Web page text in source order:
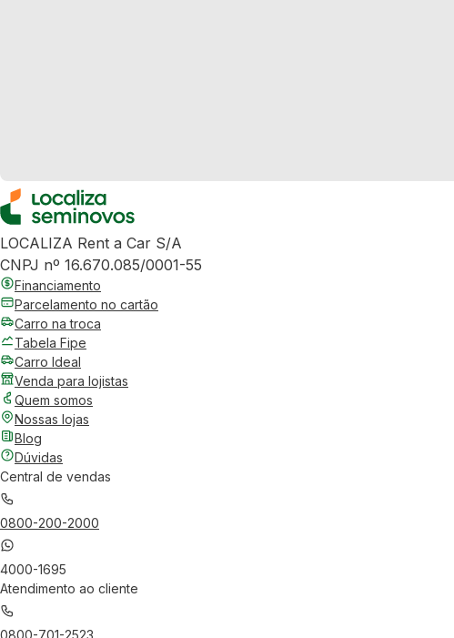
LOCALIZA Rent a Car S/A
CNPJ nº 16.670.085/0001-55
Financiamento
Parcelamento no cartão
Carro na troca
Tabela Fipe
Carro Ideal
Venda para lojistas
Quem somos
Nossas lojas
Blog
Dúvidas
Central de vendas
0800-200-2000
4000-1695
Atendimento ao cliente
0800-701-2523